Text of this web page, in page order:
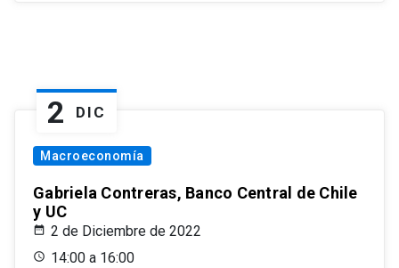
2 DIC
Macroeconomía
Gabriela Contreras, Banco Central de Chile
y UC
2 de Diciembre de 2022
14:00 a 16:00